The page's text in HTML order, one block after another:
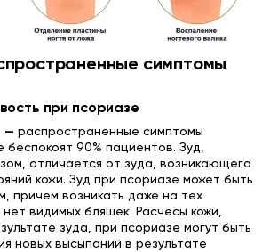
симптомы
при псориазе
— распространенные симптомы
90% пациентов. Зуд,
отличается от зуда, возникающего
кожи. Зуд при псориазе может быть
причем возникать даже на тех
нет видимых бляшек. Расчесы кожи,
зуда, при псориазе могут быть
новых высыпаний в результате